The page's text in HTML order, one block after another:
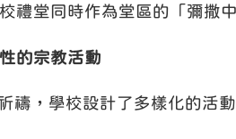
禮堂同時作為堂區的「彌撒
的宗教活動
禱，學校設計了多樣化的活